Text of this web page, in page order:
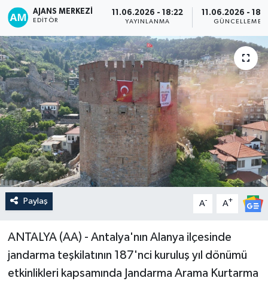
AJANS MERKEZI
EDITÖR
11.06.2026 - 18:22
YAYINLANMA
11.06.2026 -
GÜNCELLEME
Paylaş A- A+
ANTALYA (AA) - Antalya'nın Alanya ilçesinde
jandarma teşkilatının 187'nci kuruluş yıl dönümü
etkinlikleri kapsamında Jandarma Arama Kurtarma